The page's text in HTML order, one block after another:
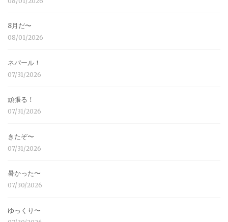
8月だ〜
08/01/2026
ネパール！
07/31/2026
頑張る！
07/31/2026
きたぞ〜
07/31/2026
暑かった〜
07/30/2026
ゆっくり〜